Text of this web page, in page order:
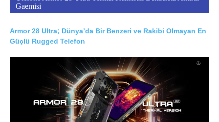
Gaemisi
Armor 28 Ultra; Dünya’da Bir Benzeri ve Rakibi Olmayan En
Güçlü Rugged Telefon